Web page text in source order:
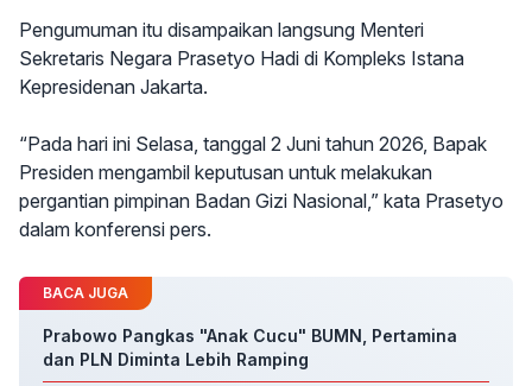
Pengumuman itu disampaikan langsung Menteri
Sekretaris Negara Prasetyo Hadi di Kompleks Istana
Kepresidenan Jakarta.
“Pada hari ini Selasa, tanggal 2 Juni tahun 2026, Bapak
Presiden mengambil keputusan untuk melakukan
pergantian pimpinan Badan Gizi Nasional,” kata Prasetyo
dalam konferensi pers.
BACA JUGA
Prabowo Pangkas "Anak Cucu" BUMN, Pertamina
dan PLN Diminta Lebih Ramping